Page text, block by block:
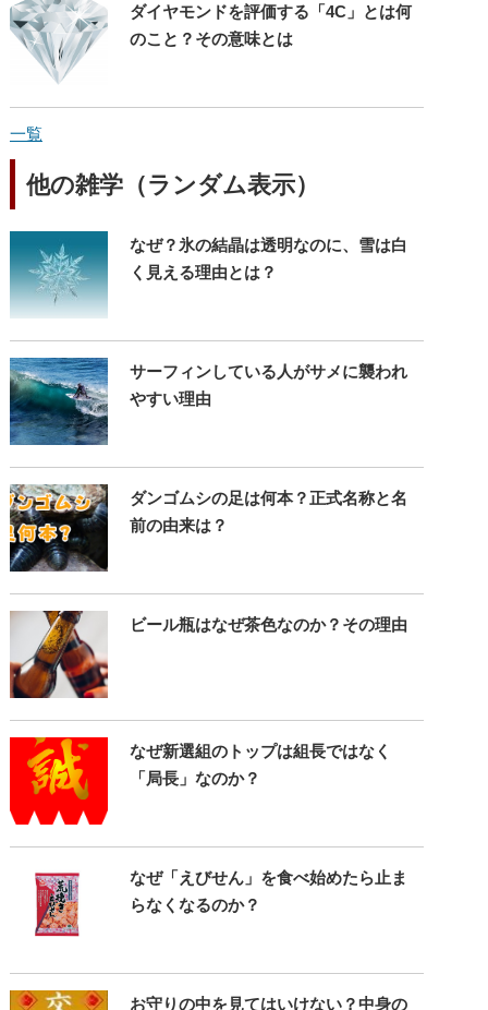
ダイヤモンドを評価する「4C」とは何
のこと？その意味とは
一覧
他の雑学（ランダム表示）
なぜ？氷の結晶は透明なのに、雪は白
く見える理由とは？
サーフィンしている人がサメに襲われ
やすい理由
ダンゴムシの足は何本？正式名称と名
前の由来は？
ビール瓶はなぜ茶色なのか？その理由
なぜ新選組のトップは組長ではなく
「局長」なのか？
なぜ「えびせん」を食べ始めたら止ま
らなくなるのか？
お守りの中を見てはいけない？中身の